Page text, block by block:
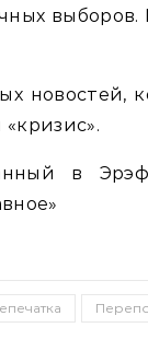
новостей,
в